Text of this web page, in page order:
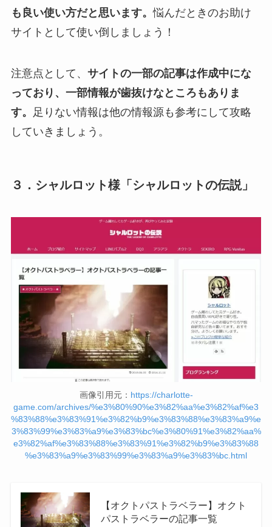
も良い使い方だと思います。悩んだときのお助け
サイトとして使い倒しましょう！
注意点として、 サイトの一部の記事は作成中にな
っており、一部情報が歯抜けなところもありま
す。
足りない情報は他の情報源も参考にして攻略
していきましょう。
３．シャルロット様「シャルロットの伝説」
画像引用元： https://charlotte-
game.com/archives/%e3%80%90%e3%82%aa%e3%82%af%e3
%83%88%e3%83%91%e3%82%b9%e3%83%88%e3%83%a9%e
3%83%99%e3%83%a9%e3%83%bc%e3%80%91%e3%82%aa%
e3%82%af%e3%83%88%e3%83%91%e3%82%b9%e3%83%88
%e3%83%a9%e3%83%99%e3%83%a9%e3%83%bc.html
【オクトパストラベラー】オクト
パストラベラーの記事一覧